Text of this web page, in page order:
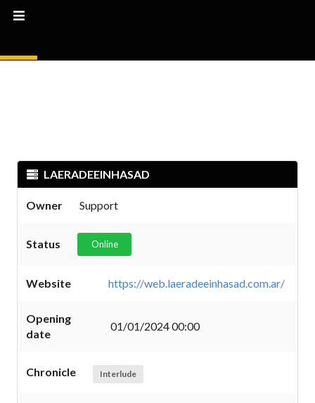
LAERADEEINHASAD
Owner Support
Status Online
Website https://web.laeradeeinhasad.com.ar/
Opening
date
01/01/2024 00:00
Chronicle Interlude